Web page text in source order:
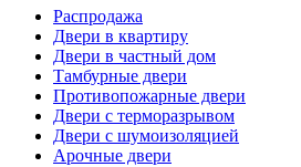
Распродажа
Двери в квартиру
Двери в частный дом
Тамбурные двери
Противопожарные двери
Двери с терморазрывом
Двери с шумоизоляцией
Арочные двери